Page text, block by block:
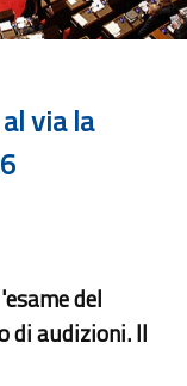
via la
del
di audizioni. Il